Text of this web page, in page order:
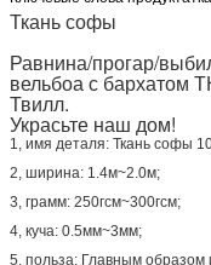
Ткань софы
Равнина/прогар/
вельбоа с бархатом
Твилл.
Украсьте наш дом!
1, имя деталя: Ткань софы
2, ширина: 1.4м~2.0м;
3, грамм: 250гсм~300гсм;
4, куча: 0.5мм~3мм;
5, польза: Главным